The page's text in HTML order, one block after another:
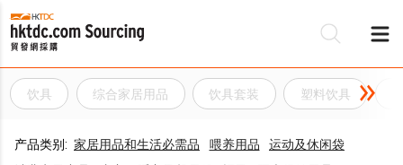
饮具 综合家居用品 饮具套装 塑料饮具
产品类别: 家居用品和生活必需品 喂养用品
运动及休闲袋